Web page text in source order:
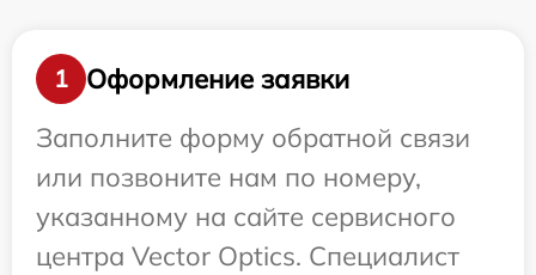
1
Оформление заявки
Заполните форму обратной связи
или позвоните нам по номеру,
указанному на сайте сервисного
центра Vector Optics. Специалист